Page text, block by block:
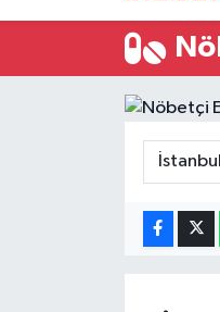
İstanbul Namaz
İstanbul Trafik
Süper Lig Puan